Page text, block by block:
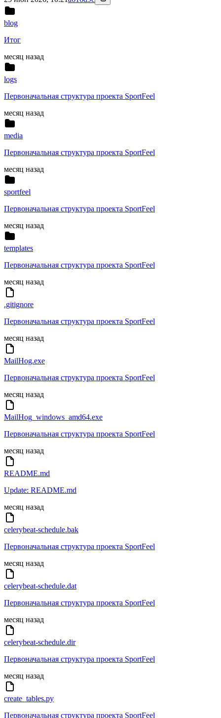
blog
Итог
месяц назад
logs
Первоначальная структура проекта SportFeel
месяц назад
media
Первоначальная структура проекта SportFeel
месяц назад
sportfeel
Первоначальная структура проекта SportFeel
месяц назад
templates
Первоначальная структура проекта SportFeel
месяц назад
.gitignore
Первоначальная структура проекта SportFeel
месяц назад
MailHog.exe
Первоначальная структура проекта SportFeel
месяц назад
MailHog_windows_amd64.exe
Первоначальная структура проекта SportFeel
месяц назад
README.md
Update: README.md
месяц назад
celerybeat-schedule.bak
Первоначальная структура проекта SportFeel
месяц назад
celerybeat-schedule.dat
Первоначальная структура проекта SportFeel
месяц назад
celerybeat-schedule.dir
Первоначальная структура проекта SportFeel
месяц назад
create_tables.py
Первоначальная структура проекта SportFeel